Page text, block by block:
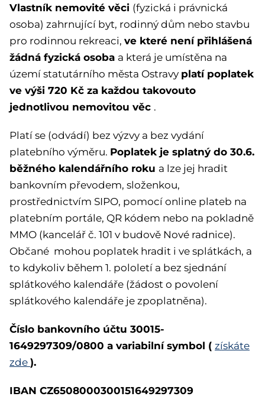
Vlastník nemovité věci (fyzická i právnická
osoba) zahrnující byt, rodinný dům nebo stavbu
pro rodinnou rekreaci, ve které není přihlášená
žádná fyzická osoba a která je umístěna na
území statutárního města Ostravy platí poplatek
ve výši 720 Kč za každou takovouto
jednotlivou nemovitou věc .
Platí se (odvádí) bez výzvy a bez vydání
platebního výměru. Poplatek je splatný do 30.6.
běžného kalendářního roku a lze jej hradit
bankovním převodem, složenkou,
prostřednictvím SIPO, pomocí online plateb na
platebním portále, QR kódem nebo na pokladně
MMO (kancelář č. 101 v budově Nové radnice).
Občané mohou poplatek hradit i ve splátkách, a
to kdykoliv během 1. pololetí a bez sjednání
splátkového kalendáře (žádost o povolení
splátkového kalendáře je zpoplatněna).
Číslo bankovního účtu 30015-
1649297309/0800 a variabilní symbol ( získáte
zde ).
IBAN CZ6508000300151649297309